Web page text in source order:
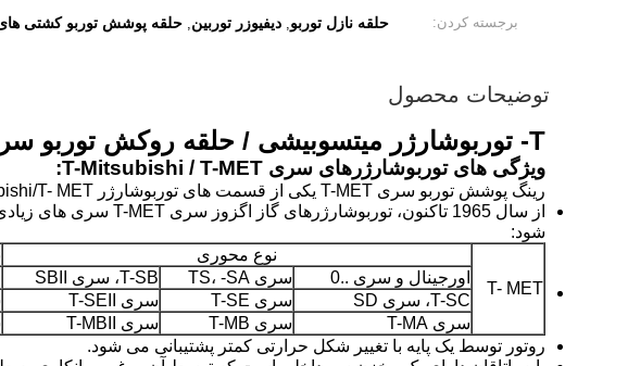
برجسته کردن:
حلقه نازل توربو, دیفیوزر توربین, حلقه پوشش توربو کشتی
توضیحات محصول
T- توربوشارژر میتسوبیشی / حلقه روکش توربو سری T-MET برای کیت های توربوشارژر پس از فروش
ویژگی های توربوشارژرهای سری T-Mitsubishi / T-MET:
رینگ پوشش توربو سری T-MET یکی از قسمت های توربوشارژر T-Mitsubishi/T- MET می باشد که دارای ویژگی های زیر می باشد:
شود:
T- MET
نوع محوری
اورجینال و سری ..0
سری TS، -SA T-SB، سری SBII
T-SC، سری SD
سری T-SE سری T-SEII
سری T-MA
سری T-MB سری T-MBII
روتور توسط یک پایه با تغییر شکل حرارتی کمتر پشتیبانی می شود.